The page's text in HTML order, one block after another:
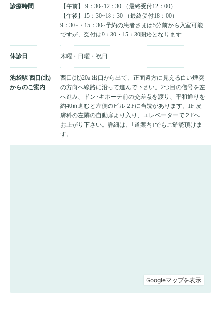
診療時間
【午前】 9：30~12：30 （最終受付12：00）
【午後】15：30~18：30 （最終受付18：00）
9：30~・15：30~予約の患者さまは5分前から入室可能
ですが、受付は9：30・15：30開始となります
休診日 木曜・日曜・祝日
池袋駅 西口(北)
からのご案内
西口(北)20a 出口から出て、正面遠方に見える白い煙突
の方向へ線路に沿って進んで下さい。2つ目の信号を左
へ進み、ドン･キホーテ前の交差点を渡り、平和通りを
約40ｍ進むと左側のビル２Fに当院があります。1F 皮
膚科の左隣の自動扉より入り、エレベーターで２Fへ
お上がり下さい。詳細は、｢道案内｣でもご確認頂けま
す。